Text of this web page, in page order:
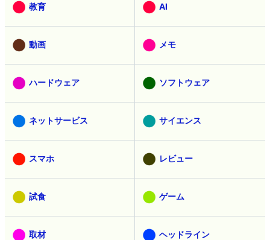
教育 AI
動画 メモ
ハードウェア ソフトウェア
ネットサービス サイエンス
スマホ レビュー
試食 ゲーム
取材 ヘッドライン